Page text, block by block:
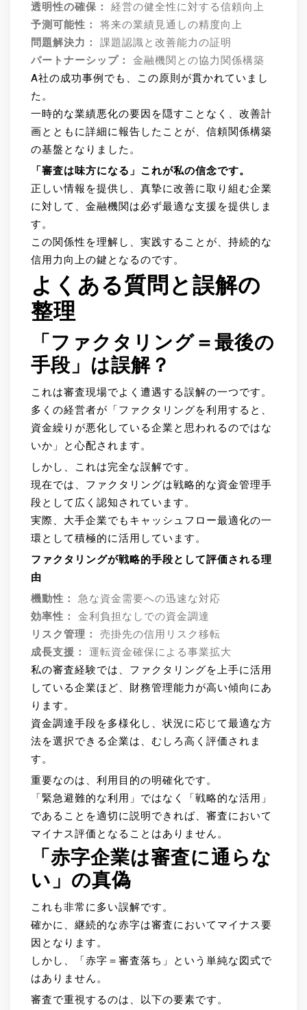
透明性の確保：
経営の健全性に対する信頼向上
予測可能性：
将来の業績見通しの精度向上
問題解決力：
課題認識と改善能力の証明
パートナーシップ：
金融機関との協力関係構築
A社の成功事例でも、この原則が貫かれていまし
た。
一時的な業績悪化の要因を隠すことなく、改善計
画とともに詳細に報告したことが、信頼関係構築
の基盤となりました。
「審査は味方になる」これが私の信念です。
正しい情報を提供し、真摯に改善に取り組む企業
に対して、金融機関は必ず最適な支援を提供しま
す。
この関係性を理解し、実践することが、持続的な
信用力向上の鍵となるのです。
よくある質問と誤解の
整理
「ファクタリング＝最後の
手段」は誤解？
これは審査現場でよく遭遇する誤解の一つです。
多くの経営者が「ファクタリングを利用すると、
資金繰りが悪化している企業と思われるのではな
いか」と心配されます。
しかし、これは完全な誤解です。
現在では、ファクタリングは戦略的な資金管理手
段として広く認知されています。
実際、大手企業でもキャッシュフロー最適化の一
環として積極的に活用しています。
ファクタリングが戦略的手段として評価される理
由
機動性：
急な資金需要への迅速な対応
効率性：
金利負担なしでの資金調達
リスク管理：
売掛先の信用リスク移転
成長支援：
運転資金確保による事業拡大
私の審査経験では、ファクタリングを上手に活用
している企業ほど、財務管理能力が高い傾向にあ
ります。
資金調達手段を多様化し、状況に応じて最適な方
法を選択できる企業は、むしろ高く評価されま
す。
重要なのは、利用目的の明確化です。
「緊急避難的な利用」ではなく「戦略的な活用」
であることを適切に説明できれば、審査において
マイナス評価となることはありません。
「赤字企業は審査に通らな
い」の真偽
これも非常に多い誤解です。
確かに、継続的な赤字は審査においてマイナス要
因となります。
しかし、「赤字＝審査落ち」という単純な図式で
はありません。
審査で重視するのは、以下の要素です。